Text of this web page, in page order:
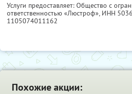
Услуги предоставляет: Общество с
ответственностью «Люстроф», ИНН
1105074011162
Похожие акции: